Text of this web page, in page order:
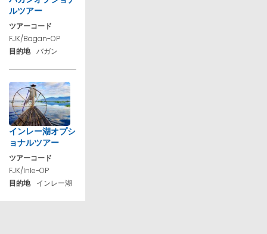
ルツアー
ツアーコード
FJK/Bagan-OP
目的地 バガン
インレー湖オプシ
ョナルツアー
ツアーコード
FJK/Inle-OP
目的地
インレー湖